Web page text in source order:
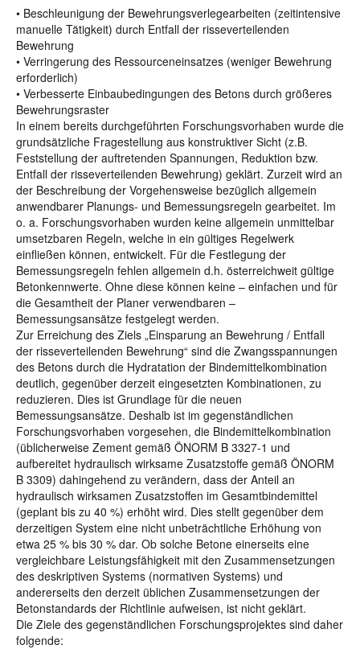
• Beschleunigung der Bewehrungsverlegearbeiten (zeitintensive
manuelle Tätigkeit) durch Entfall der risseverteilenden
Bewehrung
• Verringerung des Ressourceneinsatzes (weniger Bewehrung
erforderlich)
• Verbesserte Einbaubedingungen des Betons durch größeres
Bewehrungsraster
In einem bereits durchgeführten Forschungsvorhaben wurde die
grundsätzliche Fragestellung aus konstruktiver Sicht (z.B.
Feststellung der auftretenden Spannungen, Reduktion bzw.
Entfall der risseverteilenden Bewehrung) geklärt. Zurzeit wird an
der Beschreibung der Vorgehensweise bezüglich allgemein
anwendbarer Planungs- und Bemessungsregeln gearbeitet. Im
o. a. Forschungsvorhaben wurden keine allgemein unmittelbar
umsetzbaren Regeln, welche in ein gültiges Regelwerk
einfließen können, entwickelt. Für die Festlegung der
Bemessungsregeln fehlen allgemein d.h. österreichweit gültige
Betonkennwerte. Ohne diese können keine – einfachen und für
die Gesamtheit der Planer verwendbaren –
Bemessungsansätze festgelegt werden.
Zur Erreichung des Ziels „Einsparung an Bewehrung / Entfall
der risseverteilenden Bewehrung“ sind die Zwangsspannungen
des Betons durch die Hydratation der Bindemittelkombination
deutlich, gegenüber derzeit eingesetzten Kombinationen, zu
reduzieren. Dies ist Grundlage für die neuen
Bemessungsansätze. Deshalb ist im gegenständlichen
Forschungsvorhaben vorgesehen, die Bindemittelkombination
(üblicherweise Zement gemäß ÖNORM B 3327-1 und
aufbereitet hydraulisch wirksame Zusatzstoffe gemäß ÖNORM
B 3309) dahingehend zu verändern, dass der Anteil an
hydraulisch wirksamen Zusatzstoffen im Gesamtbindemittel
(geplant bis zu 40 %) erhöht wird. Dies stellt gegenüber dem
derzeitigen System eine nicht unbeträchtliche Erhöhung von
etwa 25 % bis 30 % dar. Ob solche Betone einerseits eine
vergleichbare Leistungsfähigkeit mit den Zusammensetzungen
des deskriptiven Systems (normativen Systems) und
andererseits den derzeit üblichen Zusammensetzungen der
Betonstandards der Richtlinie aufweisen, ist nicht geklärt.
Die Ziele des gegenständlichen Forschungsprojektes sind daher
folgende: